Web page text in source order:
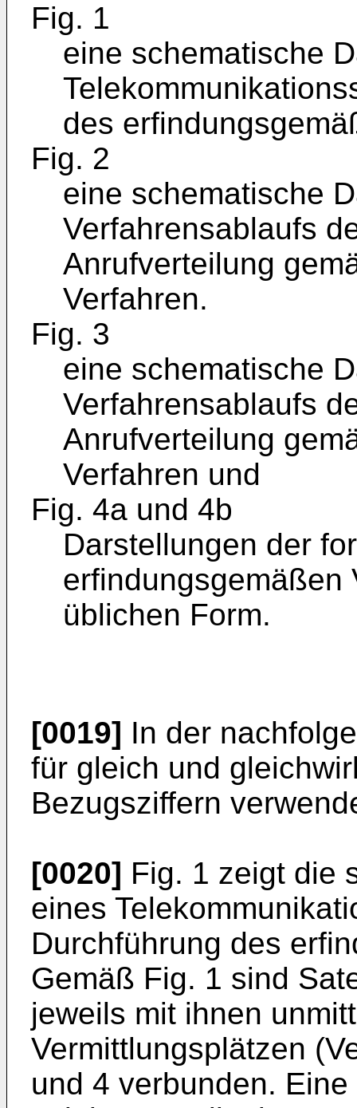
Fig. 1
eine schematische
des
Fig. 2
eine schematische
Verfahrensablaufs
Anrufverteilung
Verfahren.
Fig. 3
eine schematische
Verfahrensablaufs
Anrufverteilung
Verfahren und
Fig. 4a und 4b
Darstellungen der
erfindungsgemäßen
üblichen Form.
[0019] In der
für gleich und
Bezugsziffern
[0020] Fig. 1 zeigt die
eines
Durchführung des
Gemäß Fig. 1 sind
jeweils mit ihnen
Vermittlungsplätzen
und 4 verbunden.